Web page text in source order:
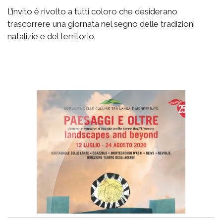
L’invito è rivolto a tutti coloro che desiderano
trascorrere una giornata nel segno delle tradizioni
natalizie e del territorio.